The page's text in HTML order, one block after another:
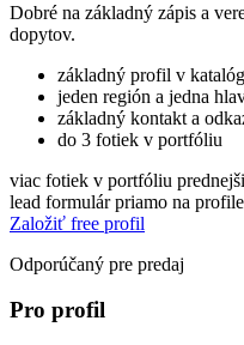
Dobré na základný zápis a
dopytov.
základný profil v
jeden región a jedna
základný kontakt a
do 3 fotiek v portfóliu
viac fotiek v portfóliu
lead formulár priamo na profile
Založiť free profil
Odporúčaný pre predaj
Pro profil